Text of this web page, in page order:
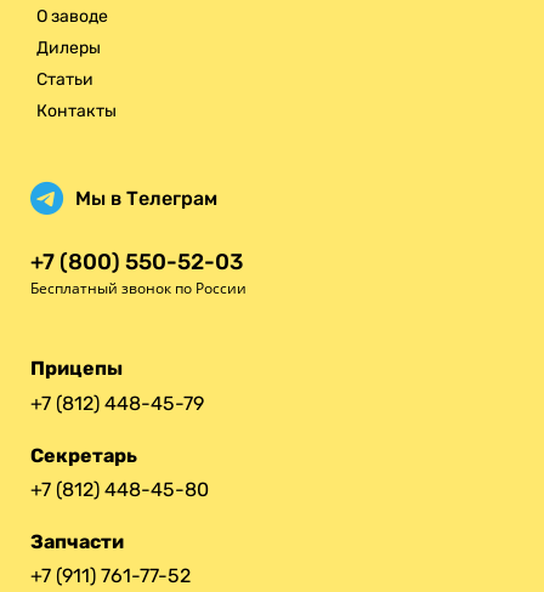
О заводе
Дилеры
Статьи
Контакты
Мы в Телеграм
+7 (800) 550-52-03
Бесплатный звонок по России
Прицепы
+7 (812) 448-45-79
Секретарь
+7 (812) 448-45-80
Запчасти
+7 (911) 761-77-52